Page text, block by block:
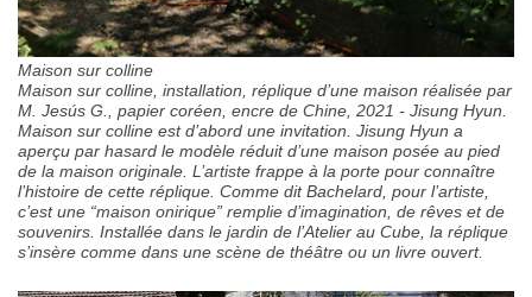
Maison sur colline
Maison sur colline, installation, réplique d’une maison réalisée par
M. Jesús G., papier coréen, encre de Chine, 2021 - Jisung Hyun.
Maison sur colline est d’abord une invitation. Jisung Hyun a
aperçu par hasard le modèle réduit d’une maison posée au pied
de la maison originale. L’artiste frappe à la porte pour connaître
l’histoire de cette réplique. Comme dit Bachelard, pour l’artiste,
c’est une “maison onirique” remplie d’imagination, de rêves et de
souvenirs. Installée dans le jardin de l’Atelier au Cube, la réplique
s’insère comme dans une scène de théâtre ou un livre ouvert.